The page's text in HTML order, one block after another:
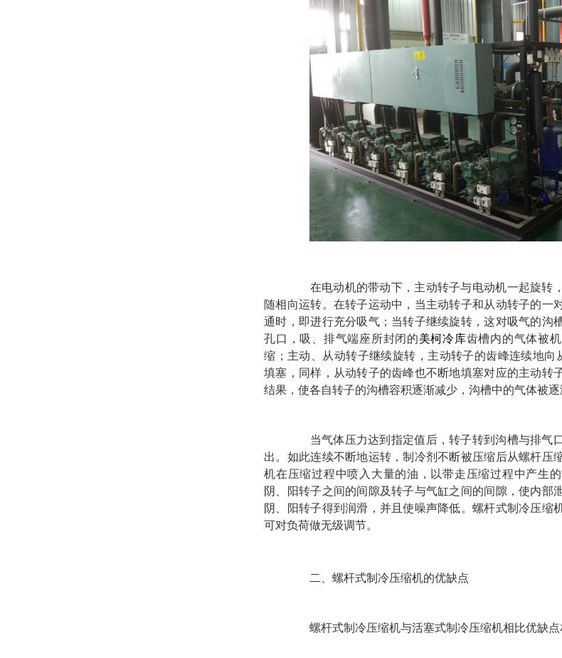
在电动机的带动下，主动转子与电动机一起旋转
随相向运转。在转子运动中，当主动转子和从动转子的一
通时，即进行充分吸气；当转子继续旋转，这对吸气的沟
孔口，吸、排气端座所封闭的美柯冷库齿槽内的气体被
缩；主动、从动转子继续旋转，主动转子的齿峰连续地向
填塞，同样，从动转子的齿峰也不断地填塞对应的主动转
结果，使各自转子的沟槽容积逐渐减少，沟槽中的气体被逐
当气体压力达到指定值后，转子转到沟槽与排气
出。如此连续不断地运转，制冷剂不断被压缩后从螺杆压
机在压缩过程中喷入大量的油，以带走压缩过程中产生
阴、阳转子之间的间隙及转子与气缸之间的间隙，使内部
阴、阳转子得到润滑，并且使噪声降低。螺杆式制冷压缩
可对负荷做无级调节。
二、螺杆式制冷压缩机的优缺点
螺杆式制冷压缩机与活塞式制冷压缩机相比优缺点